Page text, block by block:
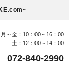
月～金：10：00～16：00
土：12：00～14：00
072-840-2990